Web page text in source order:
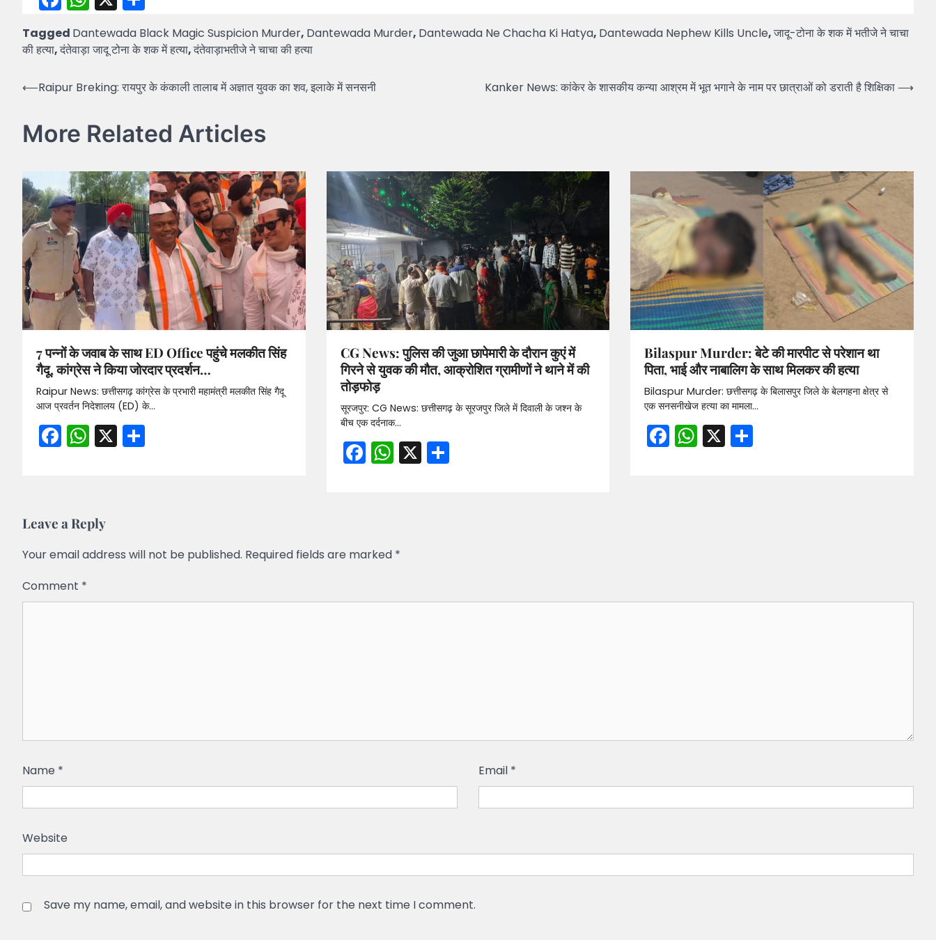
Tagged Dantewada Black Magic Suspicion Murder, Dantewada Murder, Dantewada Ne Chacha Ki Hatya, Dantewada Nephew Kills Uncle,जादू-टोना के शक में भतीजे ने चाचा
की हत्या,दंतेवाड़ा जादू टोना के शक में हत्या,दंतेवाड़ाभतीजे ने चाचा की हत्या
Post
⟵Raipur Breking: रायपुर के कंकाली तालाब में अज्ञात युवक का शव, इलाके में सनसनी Kanker News: कांकेर के शासकीय कन्या आश्रम में भूत भगाने के नाम पर छात्राओं को डराती है शिक्षिका ⟶
More Related Articles
7 पन्नों के जवाब के साथ ED Office पहुंचे मलकीत सिंह
गैदू, कांग्रेस ने किया जोरदार प्रदर्शन…
Raipur News: छत्तीसगढ़ कांग्रेस के प्रभारी महामंत्री मलकीत सिंह गैदू
आज प्रवर्तन निदेशालय (ED) के…
Facebook
WhatsApp
X
CG News: पुलिस की जुआ छापेमारी के दौरान कुएं में
गिरने से युवक की मौत, आक्रोशित ग्रामीणों ने थाने में की
तोड़फोड़
सूरजपुर: CG News: छत्तीसगढ़ के सूरजपुर जिले में दिवाली के जश्न के
बीच एक दर्दनाक…
Facebook
WhatsApp
X Share
Bilaspur Murder: बेटे की मारपीट से परेशान था
पिता, भाई और नाबालिग के साथ मिलकर की हत्या
Bilaspur Murder: छत्तीसगढ़ के बिलासपुर जिले के बेलगहना क्षेत्र से
एक सनसनीखेज हत्या का मामला…
Facebook
WhatsApp
X
Leave a Reply
Your email address will not be published. Required fields are marked *
Comment *
Name * Email *
Website
Save my name, email, and website in this browser for the next time I comment.